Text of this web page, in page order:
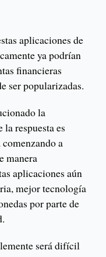
aplicaciones de
ya podrían
financieras
ser popularizadas.
la
respuesta es
comenzando a
manera
aplicaciones aún
mejor tecnología
por parte de
será difícil